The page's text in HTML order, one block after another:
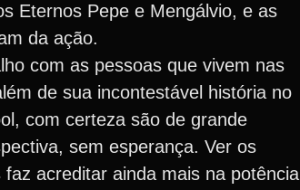
Eternos Pepe e Mengálvio, e as
da ação.
com as pessoas que vivem nas
de sua incontestável história no
com certeza são de grande
sem esperança. Ver os
acreditar ainda mais na potência